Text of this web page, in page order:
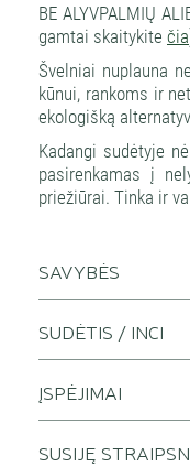
BE ALYVPALMIŲ
gamtai skaitykite čia
Švelniai nuplauna
kūnui, rankoms ir
ekologišką
Kadangi sudėtyje
pasirenkamas į
priežiūrai. Tinka ir
SAVYBĖS
SUDĖTIS / INCI
ĮSPĖJIMAI
SUSIJĘ